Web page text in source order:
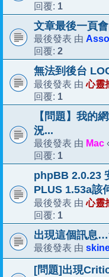
回覆: 1
文章最後一頁
最後發表 由
回覆: 2
無法到後台
最後發表 由心靈
回覆: 1
【問題】我的
況...
最後發表 由 Mac
回覆: 1
phpBB 2.0.23
PLUS 1.53a該
最後發表 由心靈
回覆: 1
出現這個訊息
最後發表 由
[問題]出現